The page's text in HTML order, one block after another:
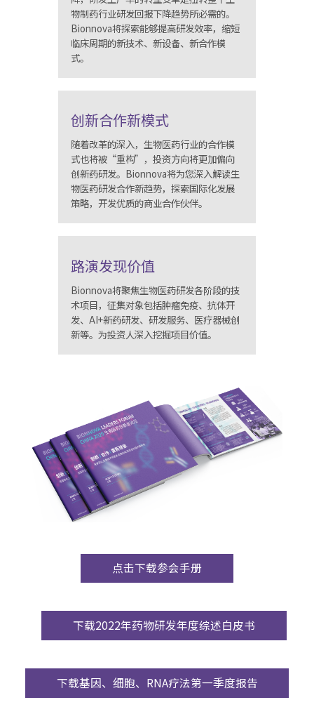
物制药行业研发回报下降趋势所必需的。
Bionnova将探索能够提高研发效率，缩短
临床周期的新技术、新设备、新合作模
式。
创新合作新模式
随着改革的深入，生物医药行业的合作模
式也将被“重构”，投资方向将更加偏向
创新药研发。Bionnova将为您深入解读生
物医药研发合作新趋势，探索国际化发展
策略，开发优质的商业合作伙伴。
路演发现价值
Bionnova将聚焦生物医药研发各阶段的技
术项目，征集对象包括肿瘤免疫、抗体开
发、AI+新药研发、研发服务、医疗器械创
新等。为投资人深入挖掘项目价值。
点击下载参会手册
下载2022年药物研发年度综述白皮书
下载基因、细胞、RNA疗法第一季度报告